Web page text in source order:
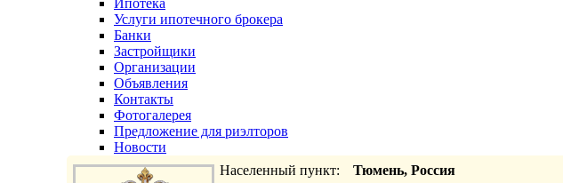
Ипотека
Услуги ипотечного брокера
Банки
Застройщики
Организации
Объявления
Контакты
Фотогалерея
Предложение для риэлторов
Новости
Населенный пункт:
Тюмень, Россия